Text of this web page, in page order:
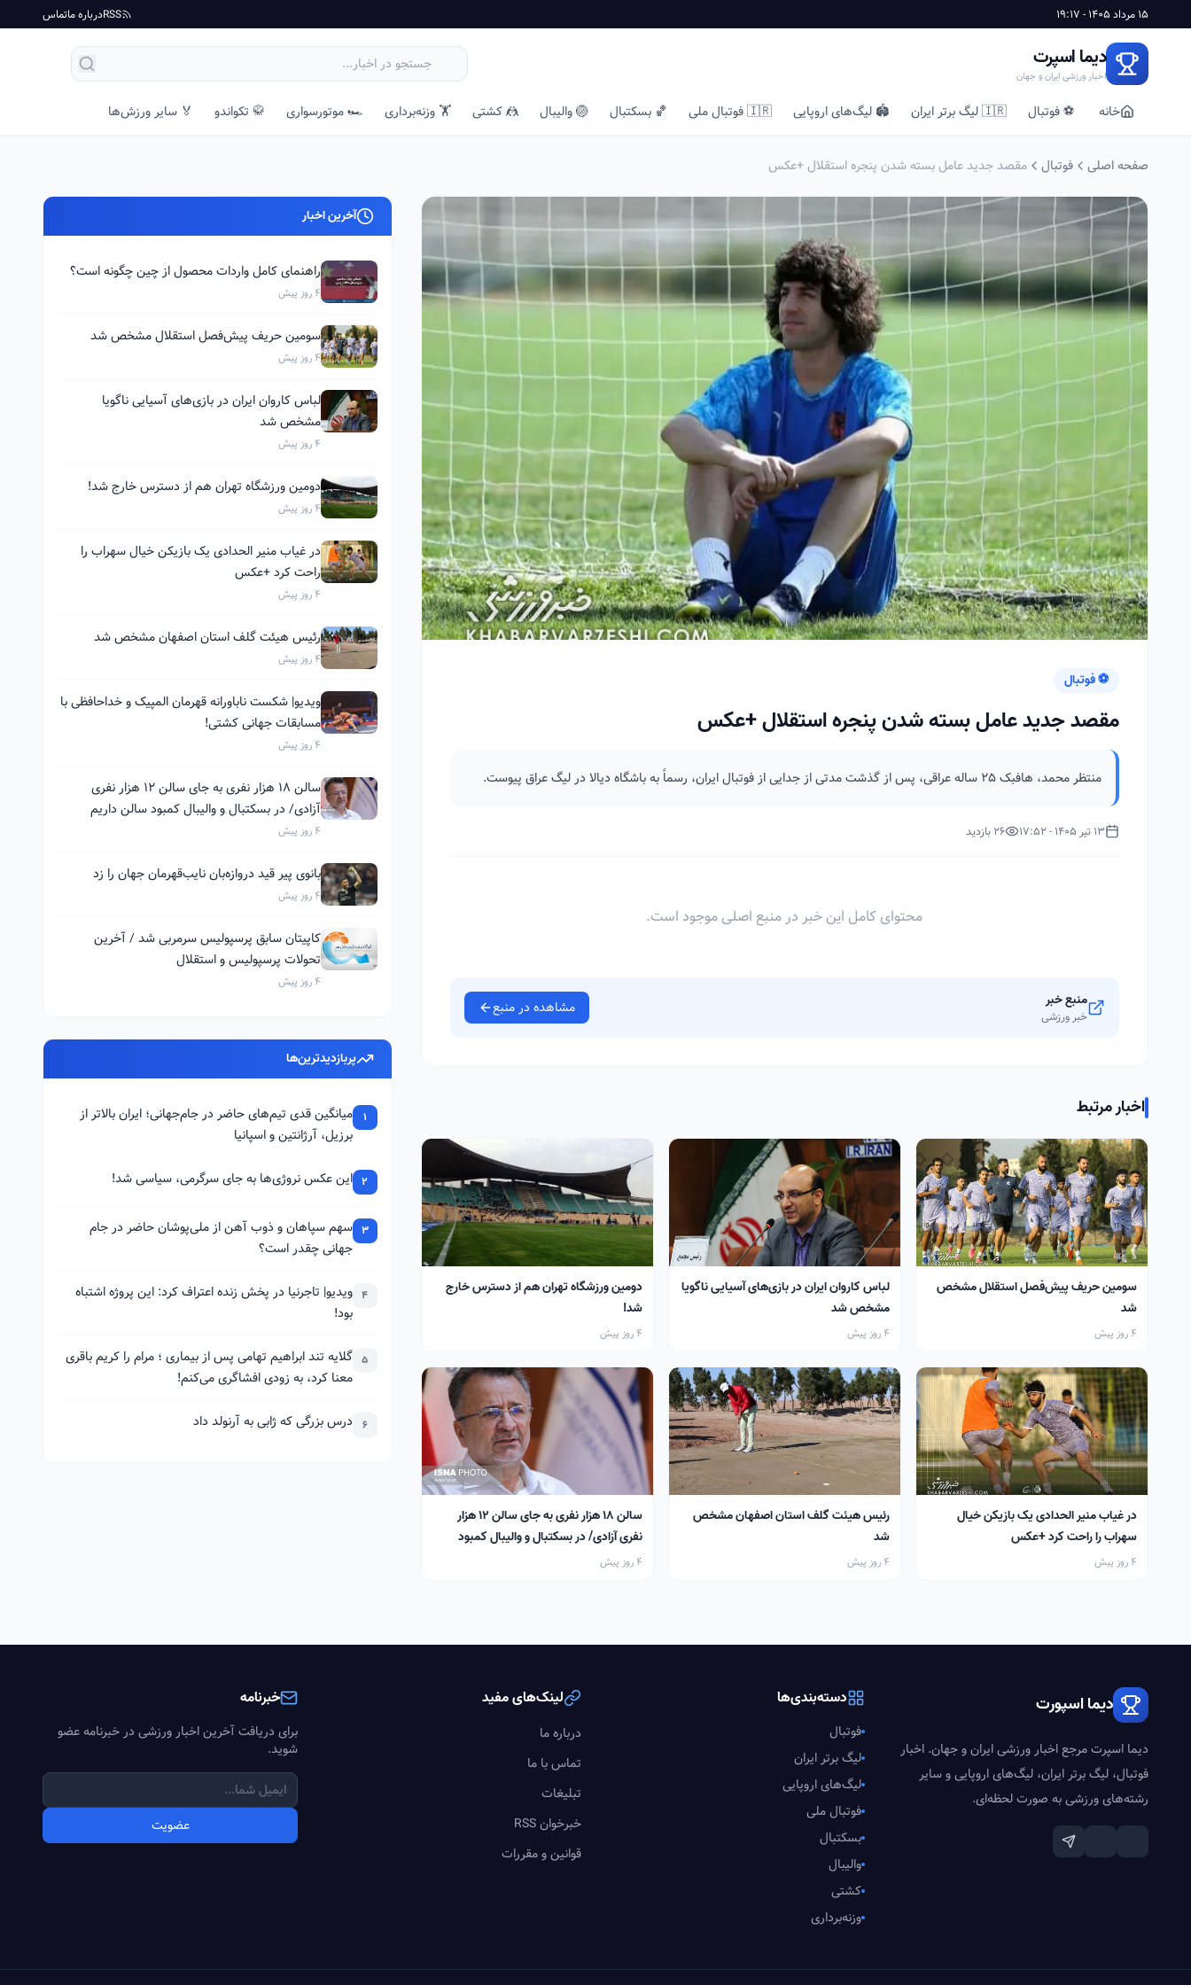
15 مرداد 1405 - 19:17 RSSدرباره ماتماس
دیما اسپرت
اخبار ورزشی ایران و جهان
خانه ⚽ فوتبال 🇮🇷 لیگ برتر ایران 🏟️ لیگ‌های اروپایی 🇮🇷 فوتبال ملی 🏀 بسکتبال 🏐 والیبال 🤼 کشتی 🏋️ وزنه‌برداری 🏎️ موتورسواری 🥋 تکواندو 🏅 سایر ورزش‌ها
صفحه اصلی فوتبال مقصد جدید عامل بسته شدن پنجره استقلال +عکس
⚽ فوتبال
مقصد جدید عامل بسته شدن پنجره استقلال +عکس
منتظر محمد، هافبک ۲۵ ساله عراقی، پس از گذشت مدتی از جدایی از فوتبال ایران، رسماً به باشگاه دیالا در لیگ عراق پیوست.
13 تیر 1405 - 17:52 26 بازدید
محتوای کامل این خبر در منبع اصلی موجود است.
منبع خبر
خبر ورزشی مشاهده در منبع
اخبار مرتبط
سومین حریف پیش‌فصل استقلال مشخص
شد
4 روز پیش
لباس کاروان ایران در بازی‌های آسیایی ناگویا
مشخص شد
4 روز پیش
دومین ورزشگاه تهران هم از دسترس خارج
شد!
4 روز پیش
در غیاب منیر الحدادی یک بازیکن خیال
سهراب را راحت کرد +عکس
4 روز پیش
رئیس هیئت گلف استان اصفهان مشخص
شد
4 روز پیش
سالن ۱۸ هزار نفری به جای سالن ۱۲ هزار
نفری آزادی/ در بسکتبال و والیبال کمبود
سالن داریم
4 روز پیش
آخرین اخبار
راهنمای کامل واردات محصول از چین چگونه است؟
4 روز پیش
سومین حریف پیش‌فصل استقلال مشخص شد
4 روز پیش
لباس کاروان ایران در بازی‌های آسیایی ناگویا
مشخص شد
4 روز پیش
دومین ورزشگاه تهران هم از دسترس خارج شد!
4 روز پیش
در غیاب منیر الحدادی یک بازیکن خیال سهراب را
راحت کرد +عکس
4 روز پیش
رئیس هیئت گلف استان اصفهان مشخص شد
4 روز پیش
ویدیو| شکست ناباورانه قهرمان المپیک و خداحافظی با
مسابقات جهانی کشتی!
4 روز پیش
سالن ۱۸ هزار نفری به جای سالن ۱۲ هزار نفری
آزادی/ در بسکتبال و والیبال کمبود سالن داریم
4 روز پیش
بانوی پیر قید دروازه‌بان نایب‌قهرمان جهان را زد
4 روز پیش
کاپیتان سابق پرسپولیس سرمربی شد / آخرین
تحولات پرسپولیس و استقلال
4 روز پیش
پربازدیدترین‌ها
1
میانگین قدی تیم‌های حاضر در جام‌جهانی؛ ایران بالاتر از
برزیل، آرژانتین و اسپانیا
2 این عکس نروژی‌ها به جای سرگرمی، سیاسی شد!
3 سهم سپاهان و ذوب آهن از ملی‌پوشان حاضر در جام
جهانی چقدر است؟
4 ویدیو| تاجرنیا در پخش زنده اعتراف کرد: این پروژه اشتباه
بود!
5 گلایه تند ابراهیم تهامی پس از بیماری ؛ مرام را کریم باقری
معنا کرد، به زودی افشاگری می‌کنم!
6 درس بزرگی که ژابی به آرنولد داد
دیما اسپورت
دیما اسپرت مرجع اخبار ورزشی ایران و جهان. اخبار
فوتبال، لیگ برتر ایران، لیگ‌های اروپایی و سایر
رشته‌های ورزشی به صورت لحظه‌ای.
دسته‌بندی‌ها
فوتبال
لیگ برتر ایران
لیگ‌های اروپایی
فوتبال ملی
بسکتبال
والیبال
کشتی
وزنه‌برداری
لینک‌های مفید
درباره ما
تماس با ما
تبلیغات
خبرخوان RSS
قوانین و مقررات
خبرنامه
برای دریافت آخرین اخبار ورزشی در خبرنامه عضو
شوید.
عضویت